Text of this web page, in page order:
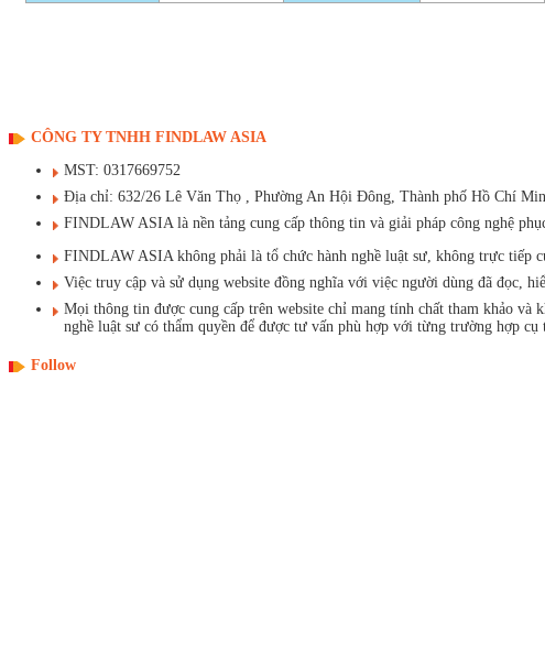
CÔNG TY TNHH FINDLAW ASIA
MST: 0317669752
Địa chỉ: 632/26 Lê Văn Thọ , Phường An Hội Đông, Thành phố Hồ Chí
FINDLAW ASIA là nền tảng cung cấp thông tin và giải pháp công nghệ
FINDLAW ASIA không phải là tổ chức hành nghề luật sư, không trực tiếp
Việc truy cập và sử dụng website đồng nghĩa với việc người dùng đã đọc,
Mọi thông tin được cung cấp trên website chỉ mang tính chất tham khảo
nghề luật sư có thẩm quyền để được tư vấn phù hợp với từng trường hợp cụ
Follow